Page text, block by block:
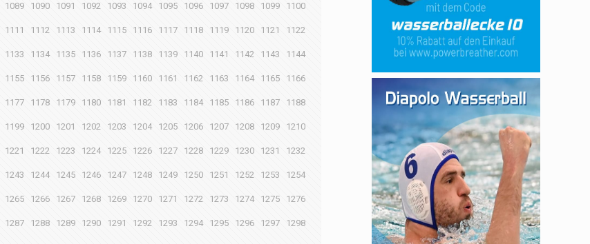
1089 1090 1091 1092 1093 1094 1095 1096 1097 1098 1099 1100
1111 1112 1113 1114 1115 1116 1117 1118 1119 1120 1121 1122
1133 1134 1135 1136 1137 1138 1139 1140 1141 1142 1143 1144
1155 1156 1157 1158 1159 1160 1161 1162 1163 1164 1165 1166
1177 1178 1179 1180 1181 1182 1183 1184 1185 1186 1187 1188
1199 1200 1201 1202 1203 1204 1205 1206 1207 1208 1209 1210
1221 1222 1223 1224 1225 1226 1227 1228 1229 1230 1231 1232
1243 1244 1245 1246 1247 1248 1249 1250 1251 1252 1253 1254
1265 1266 1267 1268 1269 1270 1271 1272 1273 1274 1275 1276
1287 1288 1289 1290 1291 1292 1293 1294 1295 1296 1297 1298